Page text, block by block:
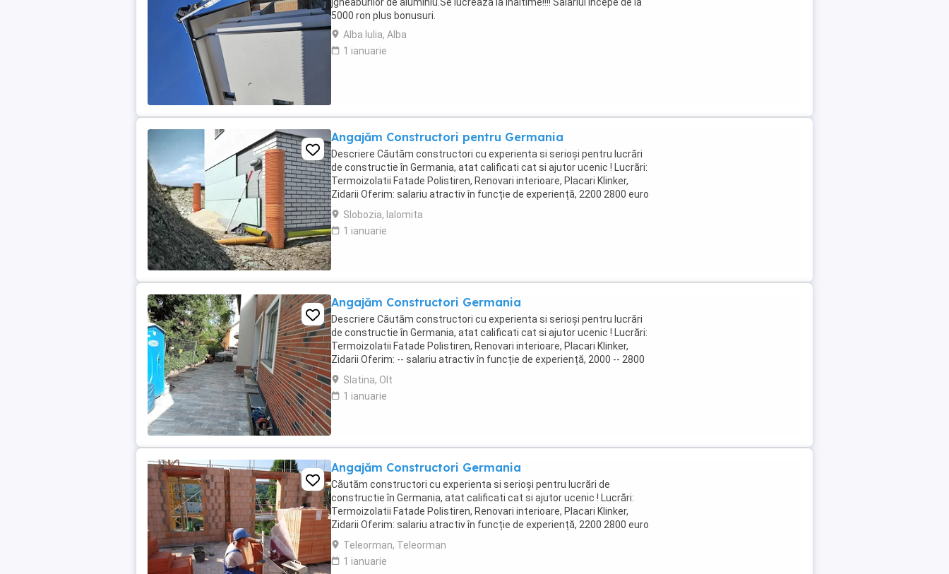
5000 ron plus bonusuri.
Alba Iulia, Alba
1 ianuarie
Angajăm Constructori pentru Germania
Descriere Căutăm constructori cu experienta si serioși pentru lucrări
de constructie în Germania, atat calificati cat si ajutor ucenic ! Lucrări:
Termoizolatii Fatade Polistiren, Renovari interioare, Placari Klinker,
Zidarii Oferim: salariu atractiv în funcție de experiență, 2200 2800 euro
NET ( 15,00 ...
Slobozia, Ialomita
1 ianuarie
Angajăm Constructori Germania
Descriere Căutăm constructori cu experienta si serioși pentru lucrări
de constructie în Germania, atat calificati cat si ajutor ucenic ! Lucrări:
Termoizolatii Fatade Polistiren, Renovari interioare, Placari Klinker,
Zidarii Oferim: -- salariu atractiv în funcție de experiență, 2000 -- 2800
euro NET ...
Slatina, Olt
1 ianuarie
Angajăm Constructori Germania
Căutăm constructori cu experienta si serioși pentru lucrări de
constructie în Germania, atat calificati cat si ajutor ucenic ! Lucrări:
Termoizolatii Fatade Polistiren, Renovari interioare, Placari Klinker,
Zidarii Oferim: salariu atractiv în funcție de experiență, 2200 2800 euro
NET ( 15,00 ...
Teleorman, Teleorman
1 ianuarie